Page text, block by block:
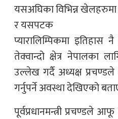
यसअघिका विभिन्न
र यसपटक
प्यारालिम्पिकमा
तेक्वान्दो क्षेत्र नेपालका
उल्लेख गर्दै अध्यक्ष
गर्नुपर्ने अवस्था देखिएको
पूर्वप्रधानमन्त्री प्रचण्डले आफू